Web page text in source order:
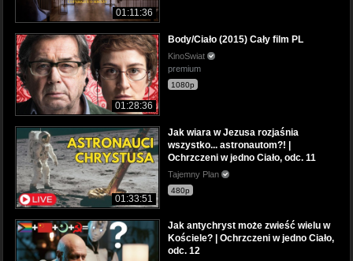
01:11:36
01:28:36
Body/Ciało (2015) Cały film PL
KinoSwiat
premium
1080p
01:33:51
Jak wiara w Jezusa rozjaśnia
wszystko... astronautom?! |
Ochrzczeni w jedno Ciało, odc. 11
Tajemny Plan
480p
Jak antychryst może zwieść wielu w
Kościele? | Ochrzczeni w jedno Ciało,
odc. 12